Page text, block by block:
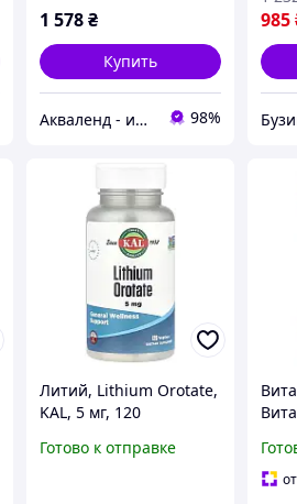
1 578₴
Купить
Акваленд - интернет магазин 98%
985
Литий, Lithium Orotate,
KAL, 5 мг, 120
Готово к отправке
от